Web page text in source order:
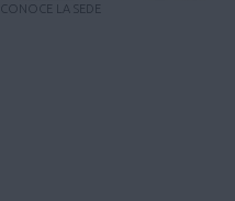
CONOCE LA SEDE